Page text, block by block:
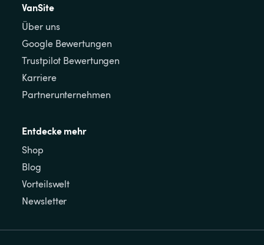
VanSite
Über uns
Google Bewertungen
Trustpilot Bewertungen
Karriere
Partnerunternehmen
Entdecke mehr
Shop
Blog
Vorteilswelt
Newsletter